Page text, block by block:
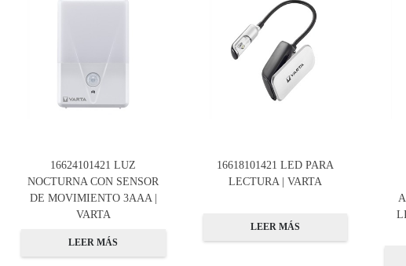
16624101421 LUZ
NOCTURNA CON SENSOR
DE MOVIMIENTO 3AAA |
VARTA
LEER MÁS
16618101421 LED PARA
LECTURA | VARTA
LEER MÁS